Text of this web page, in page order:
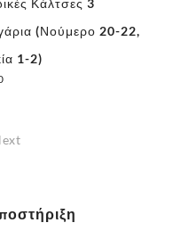
(Νούμερο 20-22,
1-2)